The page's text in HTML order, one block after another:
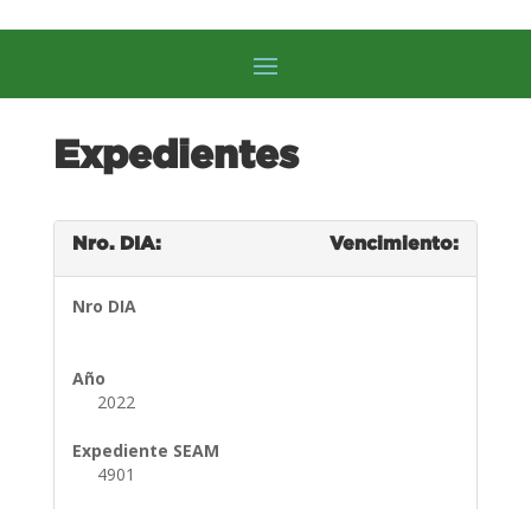
Expedientes
Nro. DIA: Vencimiento:
Nro DIA
Año
2022
Expediente SEAM
4901